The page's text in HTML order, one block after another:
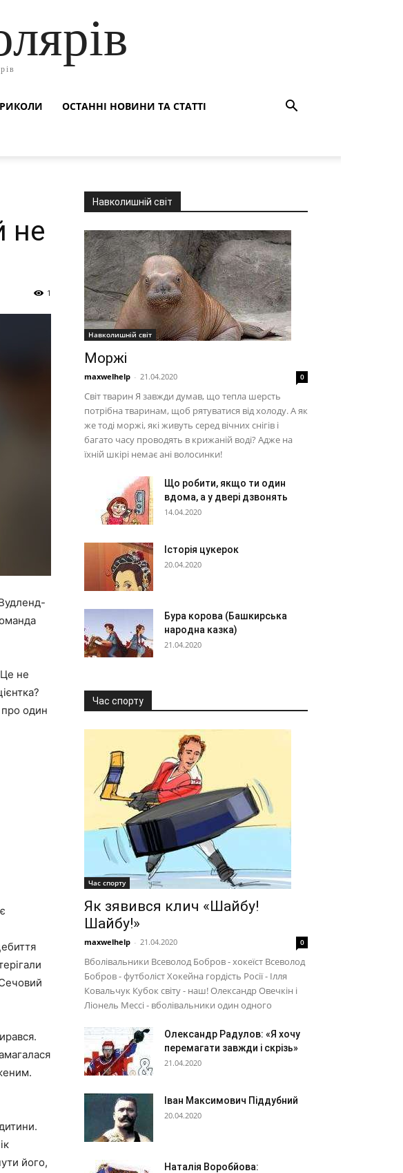
ОСТАННІ НОВИНИ ТА СТАТТІ
не
1
не
про один
його,
Навколишній світ
Навколишній світ
Моржі
maxwelhelp - 21.04.2020 0
Світ тварин Я завжди думав, що тепла шерсть
потрібна тваринам, щоб рятуватися від холоду. А як
же тоді моржі, які живуть серед вічних снігів і
багато часу проводять в крижаній воді? Адже на
їхній шкірі немає ані волосинки!
Що робити, якщо ти один
вдома, а у двері дзвонять
14.04.2020
Історія цукерок
20.04.2020
Бура корова (Башкирська
народна казка)
21.04.2020
Час спорту
Час спорту
Як зявився клич «Шайбу!
Шайбу!»
maxwelhelp - 21.04.2020 0
Вболівальники Всеволод Бобров - хокеїст Всеволод
Бобров - футболіст Хокейна гордість Росії - Ілля
Ковальчук Кубок світу - наш! Олександр Овечкін і
Ліонель Мессі - вболівальники один одного
Олександр Радулов: «Я хочу
перемагати завжди і скрізь»
21.04.2020
Іван Максимович Піддубний
20.04.2020
Наталія Воробйова: